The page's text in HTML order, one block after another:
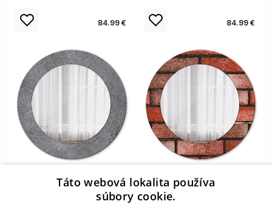
84.99 € 84.99 €
Betónová textúra
Okrúhle zrkadlo s
červená tehla Okrúhle
dekoračné zrkadlo
Táto webová lokalita používa
súbory cookie.